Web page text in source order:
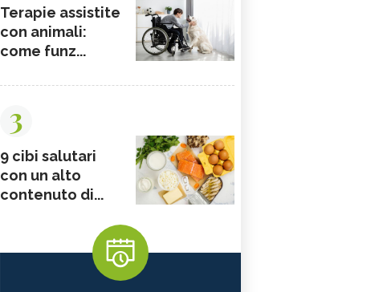
Terapie assistite
con animali:
come funz...
3
9 cibi salutari
con un alto
contenuto di...